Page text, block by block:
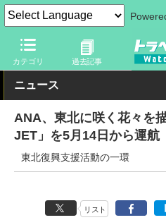
カテゴリ 過去記事
トラベル Watch 旅の方法 空旅
ニュース
ANA、東北に咲く花々を
JET」を5月14日から運航
東北復興支援活動の一環
リスト